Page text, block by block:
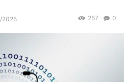
2025 0
257